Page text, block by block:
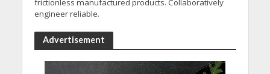
frictionless manufactured products. Collaboratively
engineer reliable.
Advertisement